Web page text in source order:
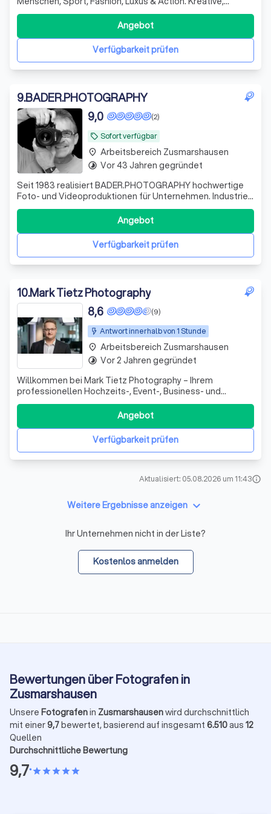
dynamische Bildsprache. Lockeres, spaßiges Shooting —
immer mit scharfem Fokus.
Verfügbarkeit prüfen
Angebot
9.BADER.PHOTOGRAPHY
local_offer Sofort verfügbar
(2)
9,0
Seit 1983 realisiert BADER.PHOTOGRAPHY hochwertige
Foto- und Videoproduktionen für Unternehmen. Industrie-,
Werbe-, Architektur-, Business- und Eventfotografie –
kreativ, präzise und mit modernster Technik auf höchstem
Niveau.
Verfügbarkeit prüfen
Angebot
place Arbeitsbereich Zusmarshausen
timelapse Vor 43 Jahren gegründet
10.Mark Tietz Photography
Antwort innerhalb von 1 Stunde
(9)
8,6
Willkommen bei Mark Tietz Photography – Ihrem
professionellen Hochzeits-, Event-, Business- und
Familienfotografen im malerischen Allgäu. Mit über 10
Jahren Erfahrung und mehr als 500 zufriedenen Kunden
habe ich mich darauf spezialisiert, unvergessliche
Momente in emotionalen Bildern festzuhalten. M
Verfügbarkeit prüfen
Angebot
place Arbeitsbereich Zusmarshausen
timelapse Vor 2 Jahren gegründet
Aktualisiert: 05.08.2026 um 11:43info
Weitere Ergebnisse anzeigen keyboard_arrow_down
Ihr Unternehmen nicht in der Liste?
Kostenlos anmelden
Bewertungen über Fotografen in
Zusmarshausen
Unsere Fotografenin Zusmarshausenwird durchschnittlich
mit einer9,7bewertet, basierend auf insgesamt 6.510aus 12
Quellen
Durchschnittliche Bewertung
9,7•starstarstarstarstar